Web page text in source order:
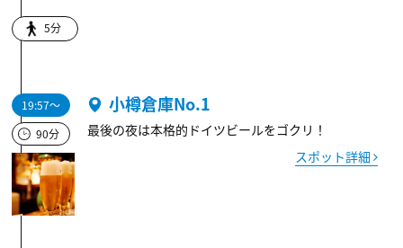
5分
19:57～
90分
小樽倉庫No.1
最後の夜は本格的ドイツビールをゴクリ！
スポット詳細